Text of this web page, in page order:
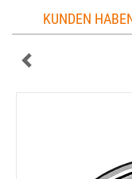
KUNDEN